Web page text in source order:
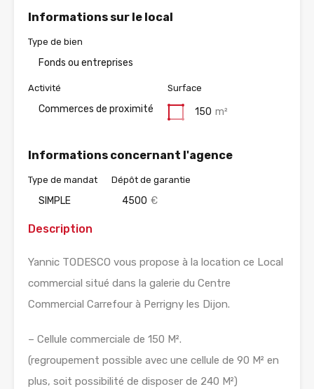
Informations sur le local
Type de bien
Fonds ou entreprises
Activité
Commerces de proximité
Surface
150 m²
Informations concernant l'agence
Type de mandat
SIMPLE
Dépôt de garantie
4500 €
Description
Yannic TODESCO vous propose à la location ce Local
commercial situé dans la galerie du Centre
Commercial Carrefour à Perrigny les Dijon.
– Cellule commerciale de 150 M².
(regroupement possible avec une cellule de 90 M² en
plus, soit possibilité de disposer de 240 M²)